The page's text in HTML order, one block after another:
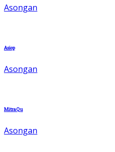
Asongan
Asiop
Asongan
MitraQu
Asongan